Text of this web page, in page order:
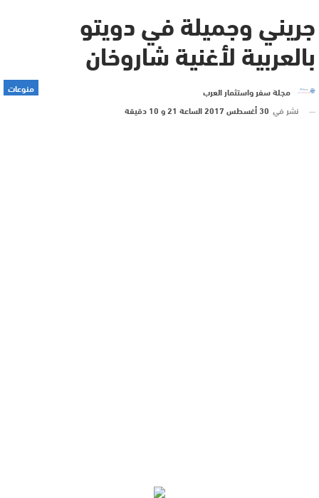
جريني وجميلة في دويتو
بالعربية لأغنية شاروخان
منوعات
مجلة سفر واستثمار العرب
نشر في 30 أغسطس 2017 الساعة 21 و 10 دقيقة